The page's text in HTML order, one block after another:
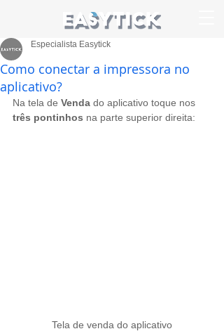
Como conectar a impressora no
aplicativo?
Especialista Easytick
Na tela de Venda do aplicativo toque nos
três pontinhos na parte superior direita:
Tela de venda do aplicativo